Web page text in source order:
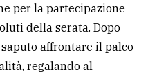
per la partecipazione
della serata. Dopo
affrontare il palco
regalando al